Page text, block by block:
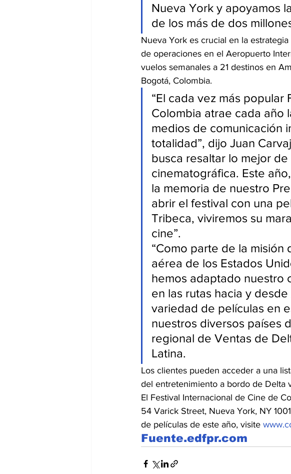
Nueva York y apoyamos
de los más de dos
Nueva York es crucial en la
de operaciones en el Aeropuerto
vuelos semanales a 21 destinos en
Bogotá, Colombia.
“El cada vez más
Colombia atrae cada año
medios de comunicación
totalidad”, dijo Juan
busca resaltar lo mejor
cinematográfica. Este
la memoria de nuestro
abrir el festival con una
Tribeca, viviremos su
cine”.
“Como parte de la misión
aérea de los Estados
hemos adaptado nuestro
en las rutas hacia y
variedad de películas en
nuestros diversos países
regional de Ventas de
Latina.
Los clientes pueden acceder a una
del entretenimiento a bordo de Delta
El Festival Internacional de Cine de
54 Varick Street, Nueva York, NY
de películas de este año, visite
Fuente.edfpr.com